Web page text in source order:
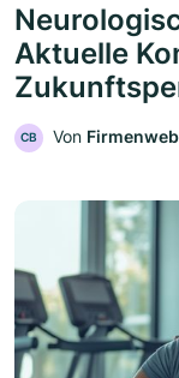
Aktuelle
CB Von